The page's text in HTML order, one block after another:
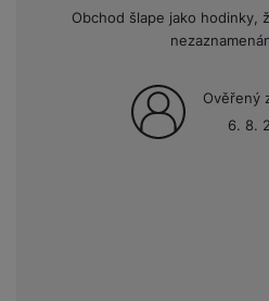
Obchod šlape jako hodinky,
Ověřený
6. 8.